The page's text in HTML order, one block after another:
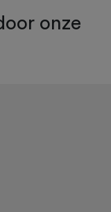
onze